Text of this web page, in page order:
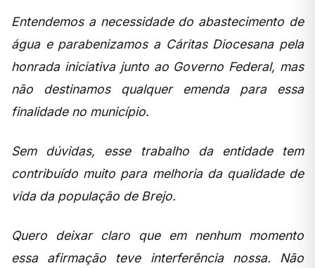
Entendemos a necessidade do abastecimento de
água e parabenizamos a Cáritas Diocesana pela
honrada iniciativa junto ao Governo Federal, mas
não destinamos qualquer emenda para essa
finalidade no município.
Sem dúvidas, esse trabalho da entidade tem
contribuído muito para melhoria da qualidade de
vida da população de Brejo.
Quero deixar claro que em nenhum momento
essa afirmação teve interferência nossa. Não